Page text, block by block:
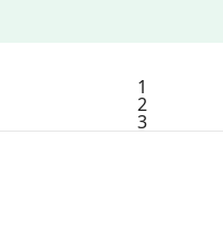
1
2
3